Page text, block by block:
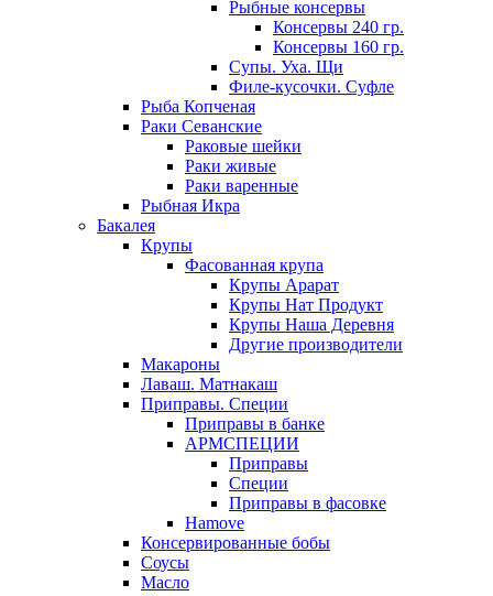
Рыбные консервы
Консервы 240 гр.
Консервы 160 гр.
Супы. Уха. Щи
Филе-кусочки. Суфле
Рыба Копченая
Раки Севанские
Раковые шейки
Раки живые
Раки варенные
Рыбная Икра
Бакалея
Крупы
Фасованная крупа
Крупы Арарат
Крупы Нат Продукт
Крупы Наша Деревня
Другие производители
Макароны
Лаваш. Матнакаш
Приправы. Специи
Приправы в банке
АРМСПЕЦИИ
Приправы
Специи
Приправы в фасовке
Hamove
Консервированные бобы
Соусы
Масло